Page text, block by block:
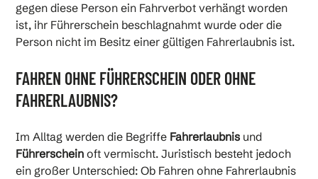
gegen diese Person ein Fahrverbot verhängt worden
ist, ihr Führerschein beschlagnahmt wurde oder die
Person nicht im Besitz einer gültigen Fahrerlaubnis ist.
FAHREN OHNE FÜHRERSCHEIN ODER OHNE
FAHRERLAUBNIS?
Im Alltag werden die Begriffe Fahrerlaubnis und
Führerschein oft vermischt. Juristisch besteht jedoch
ein großer Unterschied: Ob Fahren ohne Fahrerlaubnis